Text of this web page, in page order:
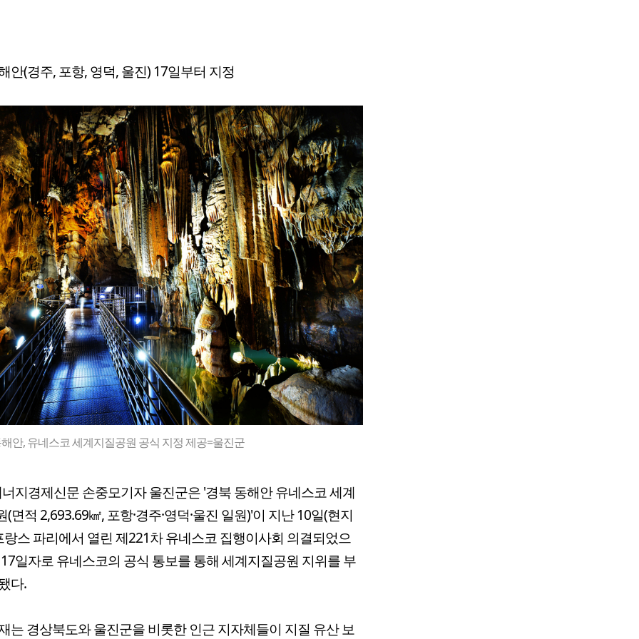
안(경주, 포항, 영덕, 울진) 17일부터 지정
안, 유네스코 세계지질공원 공식 지정 제공=울진군
지경제신문 손중모기자 울진군은 '경북 동해안 유네스코 세계
(면적 2,693.69㎢, 포항·경주·영덕·울진 일원)'이 지난 10일(현지
랑스 파리에서 열린 제221차 유네스코 집행이사회 의결되었으
일자로 유네스코의 공식 통보를 통해 세계지질공원 지위를 부
다.
는 경상북도와 울진군을 비롯한 인근 지자체들이 지질 유산 보